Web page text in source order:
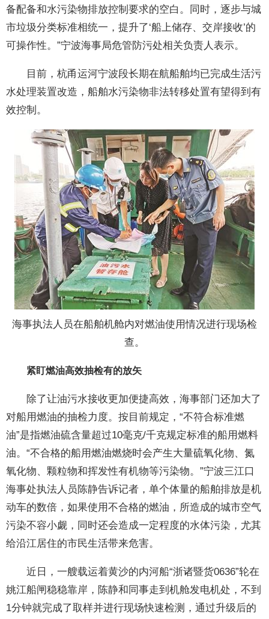
备配备和水污染物排放控制要求的空白。同时，逐步与城
市垃圾分类标准相统一，提升了‘船上储存、交岸接收’的
可操作性。”宁波海事局危管防污处相关负责人表示。
目前，杭甬运河宁波段长期在航船舶均已完成生活污
水处理装置改造，船舶水污染物非法转移处置有望得到有
效控制。
海事执法人员在船舶机舱内对燃油使用情况进行现场检
查。
紧盯燃油高效抽检有的放矢
除了让油污水接收更加便捷高效，海事部门还加大了
对船用燃油的抽检力度。按目前规定，“不符合标准燃
油”是指燃油硫含量超过10毫克/千克规定标准的船用燃料
油。“不合格的船用燃油燃烧时会产生大量硫氧化物、氮
氧化物、颗粒物和挥发性有机物等污染物。”宁波三江口
海事处执法人员陈静告诉记者，单个体量的船舶排放是机
动车的数倍，如果使用不合格的燃油，所造成的城市空气
污染不容小觑，同时还会造成一定程度的水体污染，尤其
给沿江居住的市民生活带来危害。
近日，一艘载运着黄沙的内河船“浙诸暨货0636”轮在
姚江船闸稳稳靠岸，陈静和同事走到机舱发电机处，不到
1分钟就完成了取样并进行现场快速检测，通过升级后的